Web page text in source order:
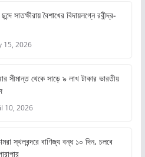
সাতক্ষীরায় বৈশাখের বিদায়লগ্নে রবীন্দ্র-
15, 2026
সীমান্ত থেকে সাড়ে ৯ লাখ টাকার ভারতীয়
10, 2026
স্থলবন্দরে বাণিজ্য বন্ধ ১০ দিন, চলবে